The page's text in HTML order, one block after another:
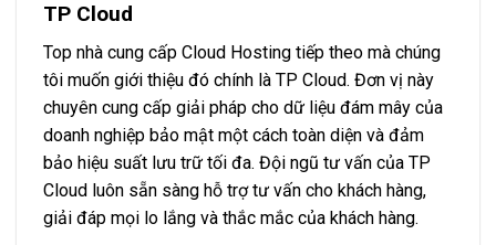
TP Cloud
Top nhà cung cấp Cloud Hosting tiếp theo mà chúng
tôi muốn giới thiệu đó chính là TP Cloud. Đơn vị này
chuyên cung cấp giải pháp cho dữ liệu đám mây của
doanh nghiệp bảo mật một cách toàn diện và đảm
bảo hiệu suất lưu trữ tối đa. Đội ngũ tư vấn của TP
Cloud luôn sẵn sàng hỗ trợ tư vấn cho khách hàng,
giải đáp mọi lo lắng và thắc mắc của khách hàng.